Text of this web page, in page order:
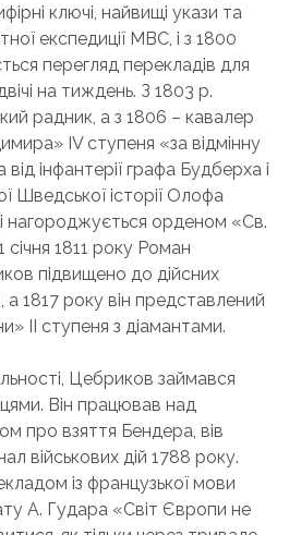
ключі, найвищі укази та
експедиції МВС, і з 1800
перегляд перекладів для
на тиждень. З 1803 р.
радник, а з 1806 – кавалер
IV ступеня «за відмінну
інфантерії графа Будберха і
Шведської історії Олофа
нагороджується орденом «Св.
січня 1811 року Роман
підвищено до дійсних
а 1817 року він представлений
II ступеня з діамантами.
Цебриков займався
Він працював над
про взяття Бендера, вів
військових дій 1788 року.
із французької мови
А. Гудара «Світ Європи не